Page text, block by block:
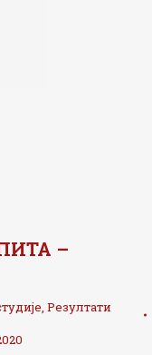
–
, Резултати